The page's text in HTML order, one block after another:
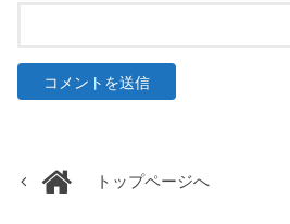
トップページへ